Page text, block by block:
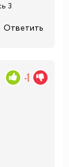
3
Ответить
-1